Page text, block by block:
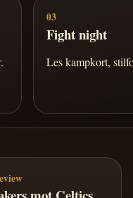
03
Fight night
Les kampkort,